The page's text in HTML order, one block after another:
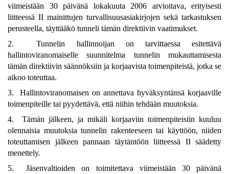
viimeistään 30 päivänä lokakuuta 2006 arvioitava, erityisesti
liitteessä II mainittujen turvallisuusasiakirjojen sekä tarkastuksen
perusteella, täyttääkö tunneli tämän direktiivin vaatimukset.
2. Tunnelin hallinnoijan on tarvittaessa esitettävä
hallintoviranomaiselle suunnitelma tunnelin mukauttamisesta
tämän direktiivin säännöksiin ja korjaavista toimenpiteistä, jotka se
aikoo toteuttaa.
3. Hallintoviranomaisen on annettava hyväksyntänsä korjaaville
toimenpiteille tai pyydettävä, että niihin tehdään muutoksia.
4. Tämän jälkeen, ja mikäli korjaaviin toimenpiteisiin kuuluu
olennaisia muutoksia tunnelin rakenteeseen tai käyttöön, niiden
toteuttamisen jälkeen pannaan täytäntöön liitteessä II säädetty
menettely.
5. Jäsenvaltioiden on toimitettava viimeistään 30 päivänä